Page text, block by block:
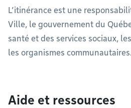
L’itinérance est une
Ville, le gouvernement du
santé et des services sociaux,
les organismes communautaires.
Aide et ressources